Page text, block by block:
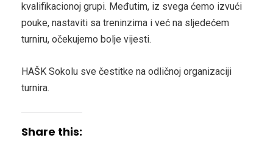
kvalifikacionoj grupi. Međutim, iz svega ćemo izvući
pouke, nastaviti sa treninzima i već na sljedećem
turniru, očekujemo bolje vijesti.
HAŠK Sokolu sve čestitke na odličnoj organizaciji
turnira.
Share this: